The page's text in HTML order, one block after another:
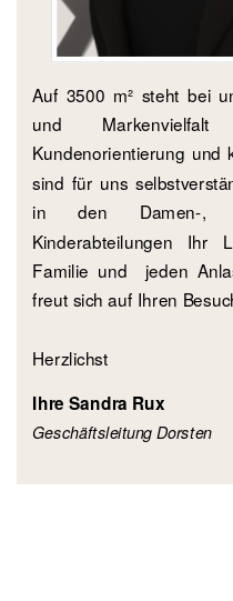
Auf 3500 m² steht bei
und
Kundenorientierung und
sind für uns
in den Damen-,
Kinderabteilungen Ihr
Familie und jeden
freut sich auf Ihren
Herzlichst
Ihre Sandra Rux
Geschäftsleitung Dorsten